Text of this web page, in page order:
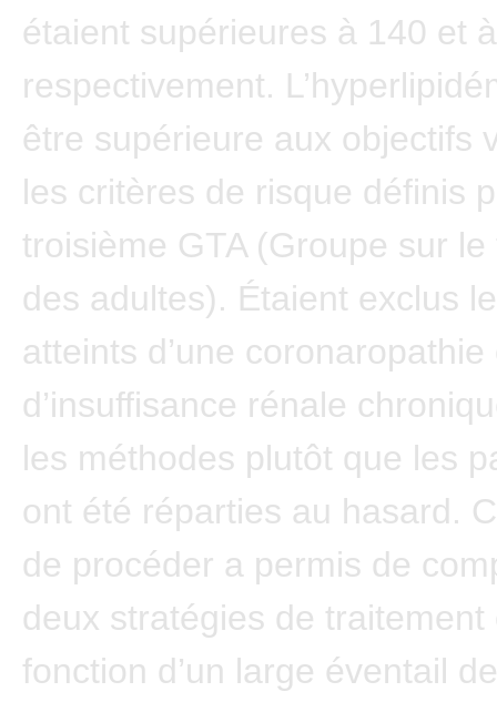
étaient supérieures à 140 et
respectivement.
être supérieure aux objectifs
les critères de risque définis
troisième GTA (Groupe sur
des adultes). Étaient exclus
atteints d’une coronaropathie
d’insuffisance rénale
les méthodes plutôt que les
ont été réparties au hasard.
de procéder a permis de
deux stratégies de
fonction d’un large éventail